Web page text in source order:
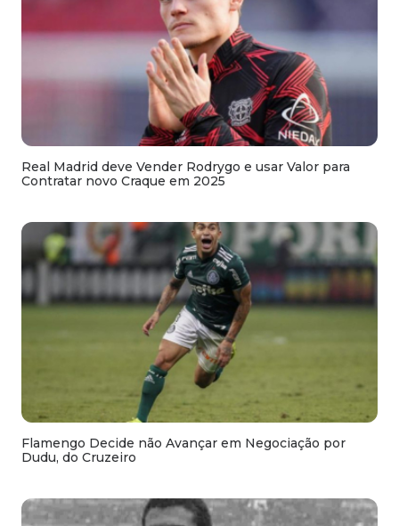
Real Madrid deve Vender Rodrygo e usar Valor para
Contratar novo Craque em 2025
Flamengo Decide não Avançar em Negociação por
Dudu, do Cruzeiro